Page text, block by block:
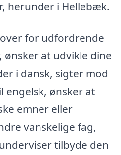
herunder i Hellebæk.
for udfordrende
ønsker at udvikle dine
i dansk, sigter mod
engelsk, ønsker at
emner eller
vanskelige fag,
tilbyde den